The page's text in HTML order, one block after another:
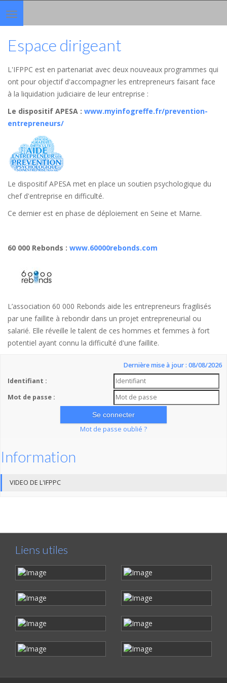
Toggle
navigation
Espace dirigeant
L'IFPPC est en partenariat avec deux nouveaux programmes qui
ont pour objectif d'accompagner les entrepreneurs faisant face
à la liquidation judiciaire de leur entreprise :
Le dispositif APESA : www.myinfogreffe.fr/prevention-
entrepreneurs/
Le dispositif APESA met en place un soutien psychologique du
chef d'entreprise en difficulté.
Ce dernier est en phase de déploiement en Seine et Marne.
60 000 Rebonds : www.60000rebonds.com
L’association 60 000 Rebonds aide les entrepreneurs fragilisés
par une faillite à rebondir dans un projet entrepreneurial ou
salarié. Elle réveille le talent de ces hommes et femmes à fort
potentiel ayant connu la difficulté d'une faillite.
Dernière mise à jour : 08/08/2026
Identifiant :
Mot de passe :
Mot de passe oublié ?
Information
VIDEO DE L'IFPPC
Liens utiles